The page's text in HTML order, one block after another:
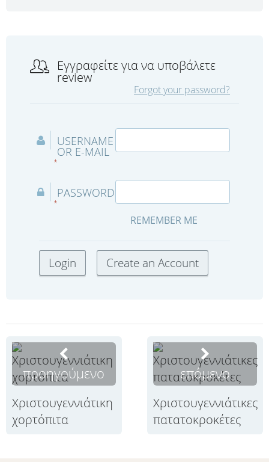
Εγγραφείτε για να υποβάλετε
review
Forgot your password?
USERNAME
OR E-MAIL
*
PASSWORD
*
REMEMBER ME
προηγούμενο
Χριστουγεννιάτικη
χορτόπιτα
επόμενο
Χριστουγεννιάτικες
πατατοκροκέτες